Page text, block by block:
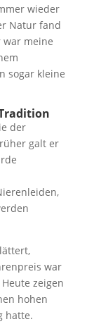
wieder
Natur fand
war meine
sogar kleine
der
galt er
war
zeigen
hohen
hatte.